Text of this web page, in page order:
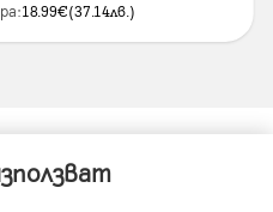
18.99€(37.14лв.)